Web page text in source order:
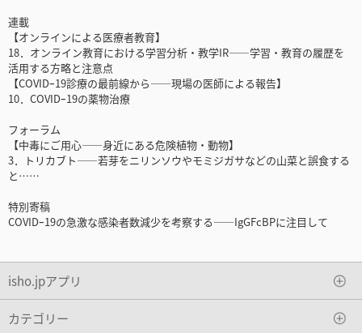
連載
【オンラインによる医療者教育】
18．オンライン教育における学習分析・教学IR――学習・教育の履歴を
活用する方略と注意点
【COVIDｰ19診療の最前線から――現場の医師による報告】
10．COVIDｰ19の薬物治療
フォーラム
【中毒にご用心――身近にある危険植物・動物】
3．トリカブト――若芽をニリンソウやモミジガサなどの山菜と誤食する
と……
特別寄稿
COVIDｰ19の急激な感染者数減少を考察する――IgGFcBPに注目して
isho.jpアプリ
カテゴリー